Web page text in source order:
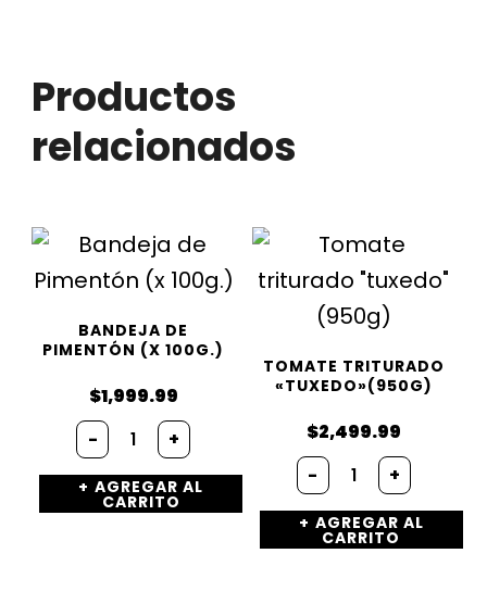
Productos
relacionados
BANDEJA DE
PIMENTÓN (X 100G.)
$1,999.99
- Bandeja
de
Pimentón
(x
100g.)
+
AGREGAR AL
CARRITO
TOMATE TRITURADO
«TUXEDO»(950G)
$2,499.99
- Tomate
triturado
"tuxedo"
(950g)
cantidad
+
AGREGAR AL
CARRITO